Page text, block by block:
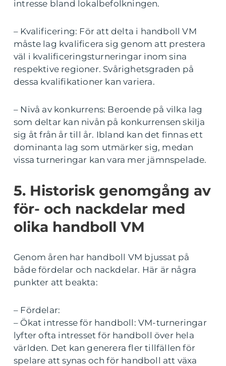
intresse bland lokalbefolkningen.
– Kvalificering: För att delta i handboll VM
måste lag kvalificera sig genom att prestera
väl i kvalificeringsturneringar inom sina
respektive regioner. Svårighetsgraden på
dessa kvalifikationer kan variera.
– Nivå av konkurrens: Beroende på vilka lag
som deltar kan nivån på konkurrensen skilja
sig åt från år till år. Ibland kan det finnas ett
dominanta lag som utmärker sig, medan
vissa turneringar kan vara mer jämnspelade.
5. Historisk genomgång av
för- och nackdelar med
olika handboll VM
Genom åren har handboll VM bjussat på
både fördelar och nackdelar. Här är några
punkter att beakta:
– Fördelar:
– Ökat intresse för handboll: VM-turneringar
lyfter ofta intresset för handboll över hela
världen. Det kan generera fler tillfällen för
spelare att synas och för handboll att växa